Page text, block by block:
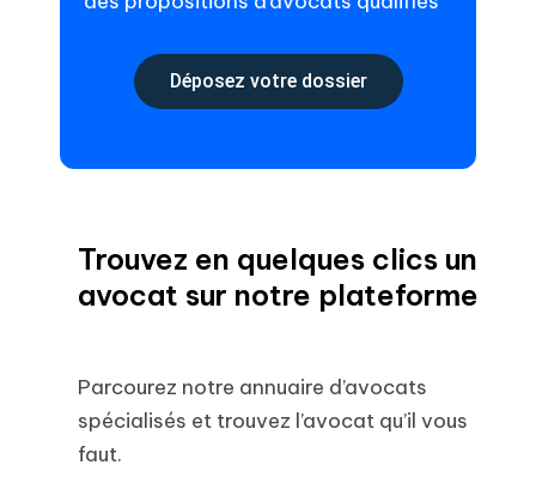
Déposez votre dossier
Trouvez en quelques clics un
avocat sur notre plateforme
Parcourez notre annuaire d’avocats
spécialisés et trouvez l’avocat qu’il vous
faut.